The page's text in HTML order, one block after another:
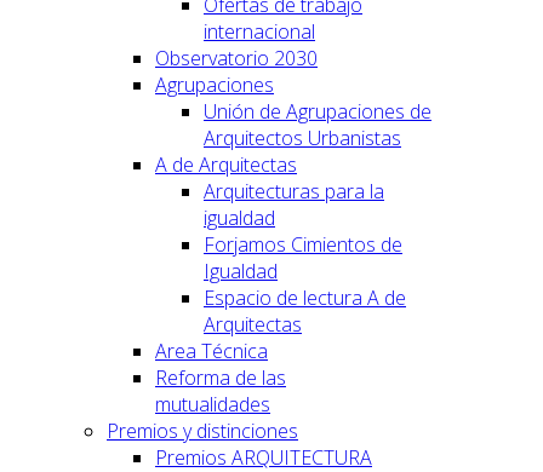
internacional
Observatorio 2030
Agrupaciones
Unión de Agrupaciones de
Arquitectos Urbanistas
A de Arquitectas
Arquitecturas para la
igualdad
Forjamos Cimientos de
Igualdad
Espacio de lectura A de
Arquitectas
Area Técnica
Reforma de las
mutualidades
Premios y distinciones
Premios ARQUITECTURA